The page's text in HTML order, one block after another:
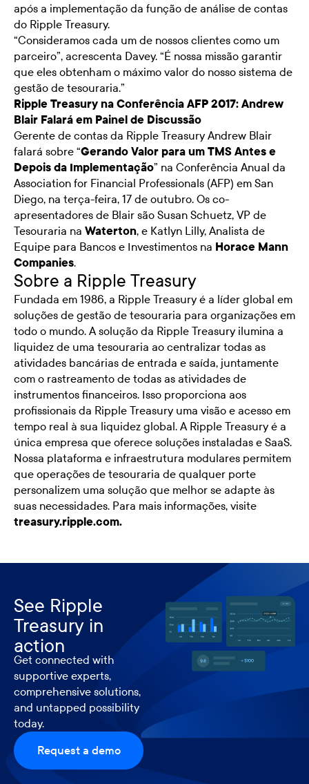
após a implementação da função de análise de contas
do Ripple Treasury.
“Consideramos cada um de nossos clientes como um
parceiro”, acrescenta Davey. “É nossa missão garantir
que eles obtenham o máximo valor do nosso sistema de
gestão de tesouraria.”
Ripple Treasury na Conferência AFP 2017: Andrew
Blair Falará em Painel de Discussão
Gerente de contas da Ripple Treasury Andrew Blair
falará sobre “Gerando Valor para um TMS Antes e
Depois da Implementação” na Conferência Anual da
Association for Financial Professionals (AFP) em San
Diego, na terça-feira, 17 de outubro. Os co-
apresentadores de Blair são Susan Schuetz, VP de
Tesouraria na Waterton, e Katlyn Lilly, Analista de
Equipe para Bancos e Investimentos na Horace Mann
Companies.
Sobre a Ripple Treasury
Fundada em 1986, a Ripple Treasury é a líder global em
soluções de gestão de tesouraria para organizações em
todo o mundo. A solução da Ripple Treasury ilumina a
liquidez de uma tesouraria ao centralizar todas as
atividades bancárias de entrada e saída, juntamente
com o rastreamento de todas as atividades de
instrumentos financeiros. Isso proporciona aos
profissionais da Ripple Treasury uma visão e acesso em
tempo real à sua liquidez global. A Ripple Treasury é a
única empresa que oferece soluções instaladas e SaaS.
Nossa plataforma e infraestrutura modulares permitem
que operações de tesouraria de qualquer porte
personalizem uma solução que melhor se adapte às
suas necessidades. Para mais informações, visite
treasury.ripple.com.
See Ripple
Treasury in
action
Get connected with
supportive experts,
comprehensive solutions,
and untapped possibility
today.
Request a demo